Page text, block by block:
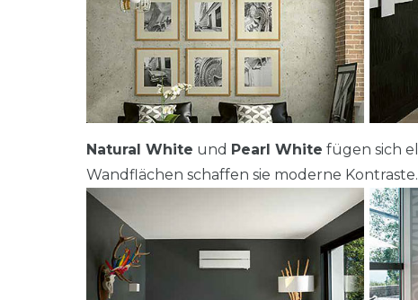
Natural White und Pearl White fügen sich
Wandflächen schaffen sie moderne Kontraste.